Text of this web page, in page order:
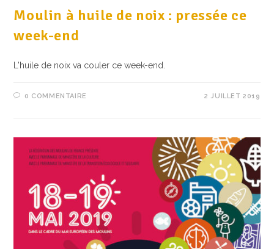
Moulin à huile de noix : pressée ce
week-end
L'huile de noix va couler ce week-end.
0 COMMENTAIRE 2 JUILLET 2019